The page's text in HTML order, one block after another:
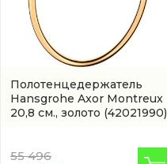
Полотенцедержатель
Hansgrohe Axor Montreux
20,8 см., золото (42021990)
55 496